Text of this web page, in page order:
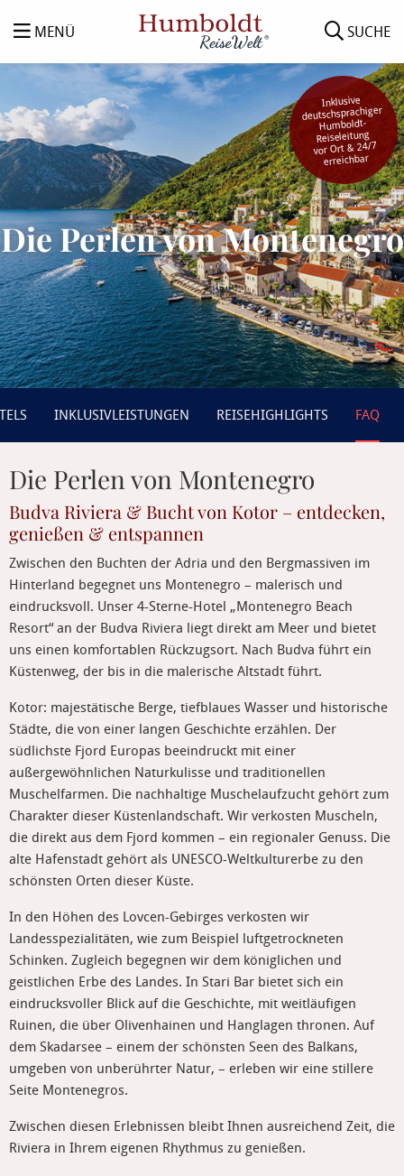
MENÜ SUCHE
Die Perlen von Montenegro
Inklusive
deutschsprachiger
Humboldt-
Reiseleitung
vor Ort & 24/7
erreichbar
INKLUSIVLEISTUNGEN REISEHIGHLIGHTS FAQ
Die Perlen von Montenegro
Budva Riviera & Bucht von Kotor – entdecken,
genießen & entspannen
Zwischen den Buchten der Adria und den Bergmassiven im
Hinterland begegnet uns Montenegro – malerisch und
eindrucksvoll. Unser 4-Sterne-Hotel „Montenegro Beach
Resort“ an der Budva Riviera liegt direkt am Meer und bietet
uns einen komfortablen Rückzugsort. Nach Budva führt ein
Küstenweg, der bis in die malerische Altstadt führt.
Kotor: majestätische Berge, tiefblaues Wasser und historische
Städte, die von einer langen Geschichte erzählen. Der
südlichste Fjord Europas beeindruckt mit einer
außergewöhnlichen Naturkulisse und traditionellen
Muschelfarmen. Die nachhaltige Muschelaufzucht gehört zum
Charakter dieser Küstenlandschaft. Wir verkosten Muscheln,
die direkt aus dem Fjord kommen – ein regionaler Genuss. Die
alte Hafenstadt gehört als UNESCO-Weltkulturerbe zu den
schönsten Orten dieser Küste.
In den Höhen des Lovcen-Gebirges verkosten wir
Landesspezialitäten, wie zum Beispiel luftgetrockneten
Schinken. Zugleich begegnen wir dem königlichen und
geistlichen Erbe des Landes. In Stari Bar bietet sich ein
eindrucksvoller Blick auf die Geschichte, mit weitläufigen
Ruinen, die über Olivenhainen und Hanglagen thronen. Auf
dem Skadarsee – einem der schönsten Seen des Balkans,
umgeben von unberührter Natur, – erleben wir eine stillere
Seite Montenegros.
Zwischen diesen Erlebnissen bleibt Ihnen ausreichend Zeit, die
Riviera in Ihrem eigenen Rhythmus zu genießen.